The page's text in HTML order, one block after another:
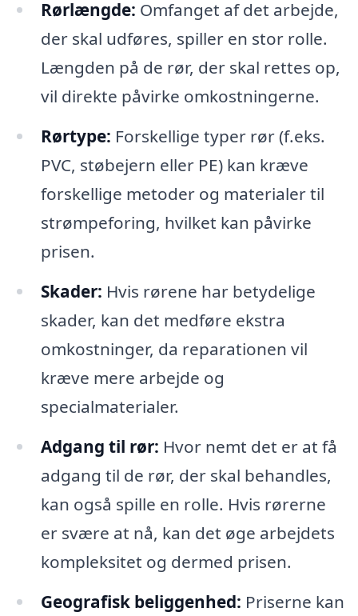
Rørlængde: Omfanget af det arbejde,
der skal udføres, spiller en stor rolle.
Længden på de rør, der skal rettes op,
vil direkte påvirke omkostningerne.
Rørtype: Forskellige typer rør (f.eks.
PVC, støbejern eller PE) kan kræve
forskellige metoder og materialer til
strømpeforing, hvilket kan påvirke
prisen.
Skader: Hvis rørene har betydelige
skader, kan det medføre ekstra
omkostninger, da reparationen vil
kræve mere arbejde og
specialmaterialer.
Adgang til rør: Hvor nemt det er at få
adgang til de rør, der skal behandles,
kan også spille en rolle. Hvis rørerne
er svære at nå, kan det øge arbejdets
kompleksitet og dermed prisen.
Geografisk beliggenhed: Priserne kan